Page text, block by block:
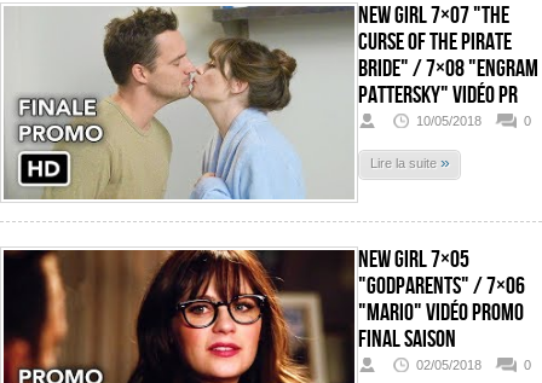
New Girl 7×07 "The
Curse of the Pirate
Bride" / 7×08 "Engram
Pattersky" Vidéo pr
10/05/2018 0
Lire la suite »
New Girl 7×05
"Godparents" / 7×06
"Mario" Vidéo promo
Final Saison
02/05/2018 0